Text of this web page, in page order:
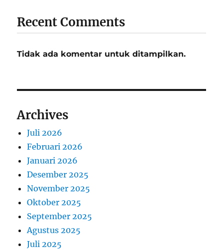
Recent Comments
Tidak ada komentar untuk ditampilkan.
Archives
Juli 2026
Februari 2026
Januari 2026
Desember 2025
November 2025
Oktober 2025
September 2025
Agustus 2025
Juli 2025